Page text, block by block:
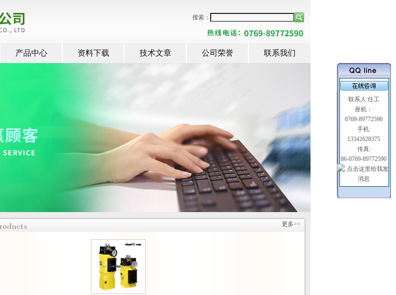
搜索：
产品中心 资料下载 技术文章 公司荣誉 联系我们
更多>>
联系人:任工
座机：
0769-89772590
手机:
13342628375
传真:
86-0769-89772590